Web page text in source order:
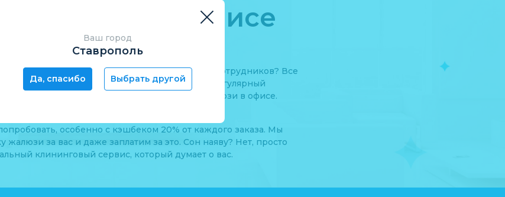
жалюзи в офисе
уборку в офисе? Раз в году по плану силами сотрудников? Все
в прошлом. Новая рабочая схема от UBERy: регулярный
клининг с влажной уборкой и чисткой жалюзи в офисе.
особенно с кэшбеком 20% от каждого заказа. Мы
жалюзи за вас и даже заплатим за это. Сон наяву? Нет, просто
клининговый сервис, который думает о вас.
Ваш город
Ставрополь
Да, спасибо Выбрать другой